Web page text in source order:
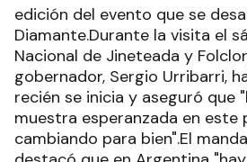
edición del evento que se
Diamante.Durante la visita el
Nacional de Jineteada y
gobernador, Sergio Urribarri,
recién se inicia y aseguró que
muestra esperanzada en este
cambiando para bien".El